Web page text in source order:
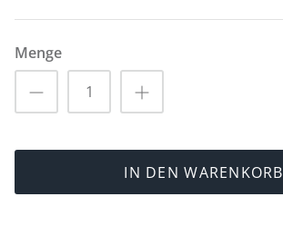
Geschenke bis 200 €
Taufe
Erstkommunion
Menge
IN DEN WARENKORB